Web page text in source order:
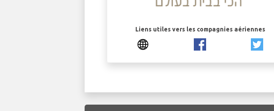
Liens utiles vers les compagnies aériennes